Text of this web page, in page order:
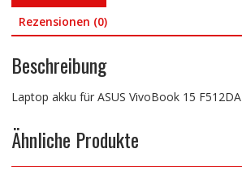
Rezensionen (0)
Beschreibung
Laptop akku für ASUS VivoBook 15 F512DA
Ähnliche Produkte